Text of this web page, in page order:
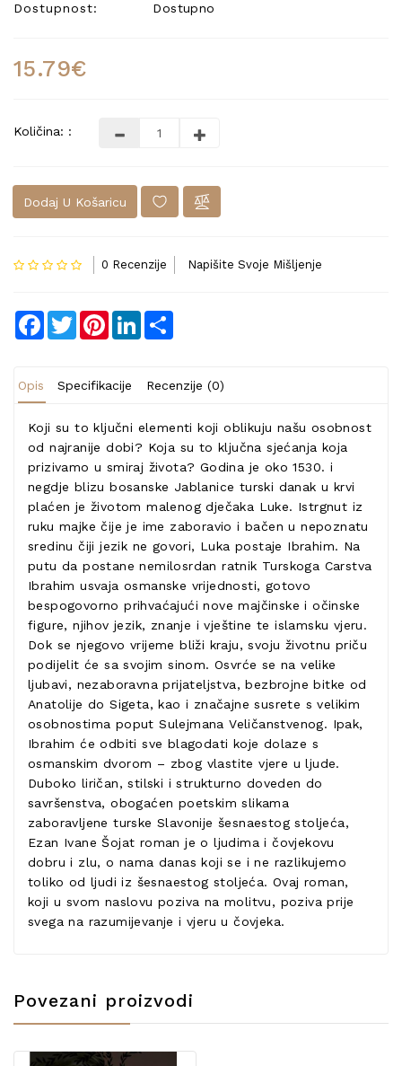
Dostupnost:
Dostupno
15.79€
Količina: :
Dodaj U Košaricu
0 Recenzije Napišite Svoje Mišljenje
Facebook
TwitterPinterestLinkedIn
Opis Specifikacije Recenzije (0)
Koji su to ključni elementi koji oblikuju našu osobnost
od najranije dobi? Koja su to ključna sjećanja koja
prizivamo u smiraj života? Godina je oko 1530. i
negdje blizu bosanske Jablanice turski danak u krvi
plaćen je životom malenog dječaka Luke. Istrgnut iz
ruku majke čije je ime zaboravio i bačen u nepoznatu
sredinu čiji jezik ne govori, Luka postaje Ibrahim. Na
putu da postane nemilosrdan ratnik Turskoga Carstva
Ibrahim usvaja osmanske vrijednosti, gotovo
bespogovorno prihvaćajući nove majčinske i očinske
figure, njihov jezik, znanje i vještine te islamsku vjeru.
Dok se njegovo vrijeme bliži kraju, svoju životnu priču
podijelit će sa svojim sinom. Osvrće se na velike
ljubavi, nezaboravna prijateljstva, bezbrojne bitke od
Anatolije do Sigeta, kao i značajne susrete s velikim
osobnostima poput Sulejmana Veličanstvenog. Ipak,
Ibrahim će odbiti sve blagodati koje dolaze s
osmanskim dvorom – zbog vlastite vjere u ljude.
Duboko liričan, stilski i strukturno doveden do
savršenstva, obogaćen poetskim slikama
zaboravljene turske Slavonije šesnaestog stoljeća,
Ezan Ivane Šojat roman je o ljudima i čovjekovu
dobru i zlu, o nama danas koji se i ne razlikujemo
toliko od ljudi iz šesnaestog stoljeća. Ovaj roman,
koji u svom naslovu poziva na molitvu, poziva prije
svega na razumijevanje i vjeru u čovjeka.
Povezani proizvodi